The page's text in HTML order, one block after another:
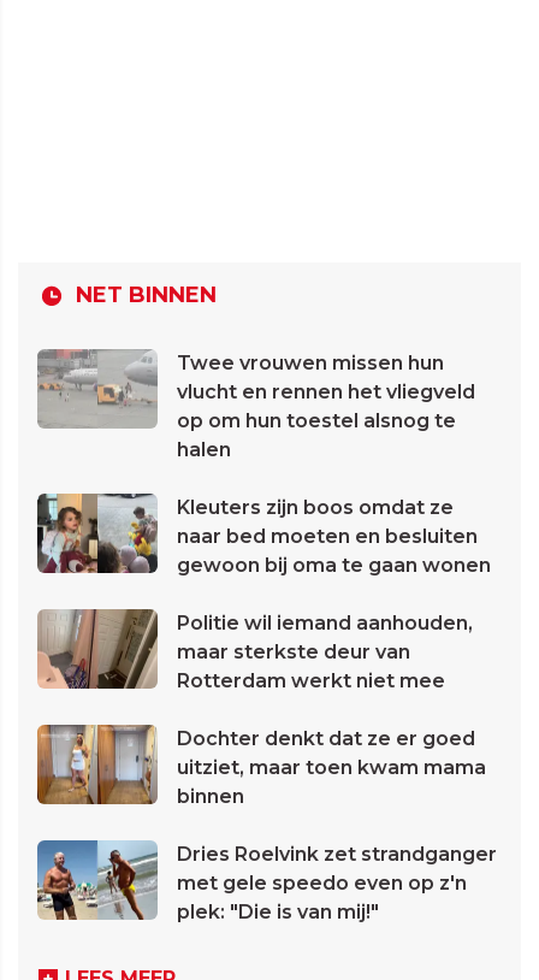
NET BINNEN
Twee vrouwen missen hun
vlucht en rennen het vliegveld
op om hun toestel alsnog te
halen
Kleuters zijn boos omdat ze
naar bed moeten en besluiten
gewoon bij oma te gaan wonen
Politie wil iemand aanhouden,
maar sterkste deur van
Rotterdam werkt niet mee
Dochter denkt dat ze er goed
uitziet, maar toen kwam mama
binnen
Dries Roelvink zet strandganger
met gele speedo even op z'n
plek: "Die is van mij!"